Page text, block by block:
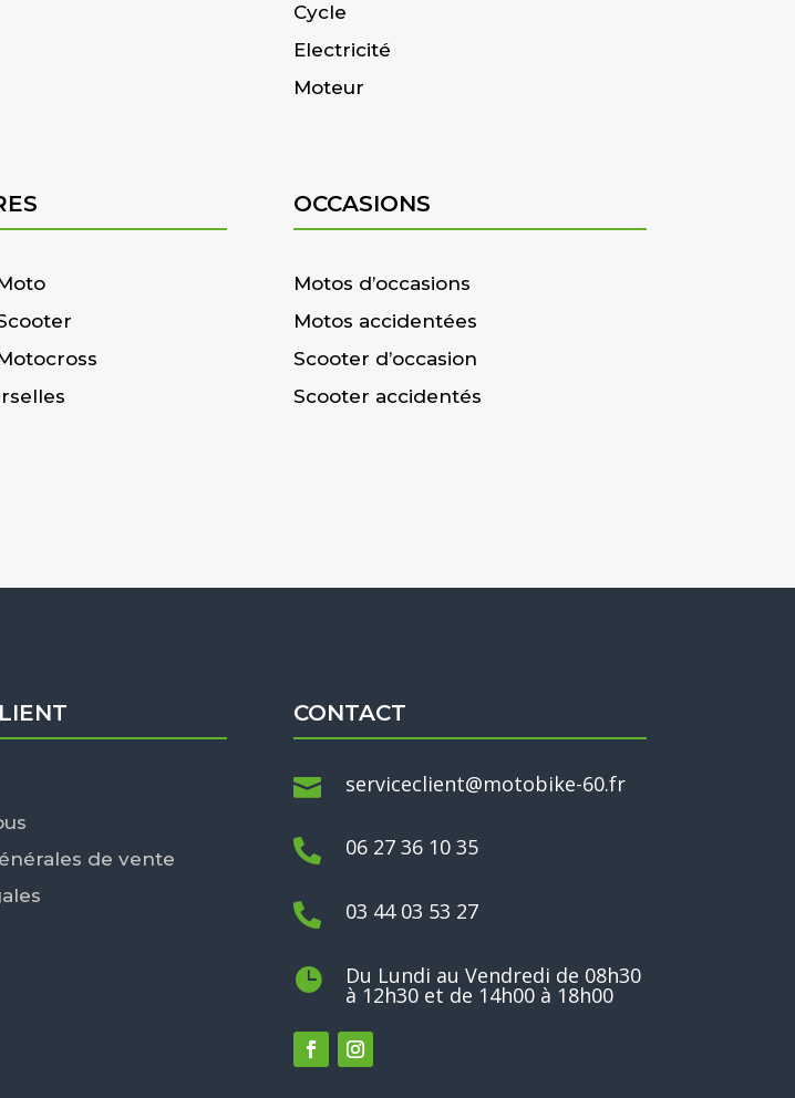
Cycle
Electricité
Moteur
OCCASIONS
Motos d’occasions
Motos accidentées
Scooter d’occasion
Scooter accidentés
de vente
CONTACT
 serviceclient@motobike-60.fr
 06 27 36 10 35
 03 44 03 53 27
 Du Lundi au Vendredi de 08h30
à 12h30 et de 14h00 à 18h00